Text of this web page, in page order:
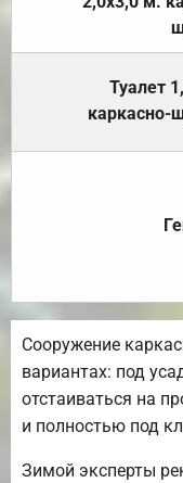
Туалет
каркасно-
Сооружение
вариантах: под
отстаиваться на
и полностью под
Зимой эксперты